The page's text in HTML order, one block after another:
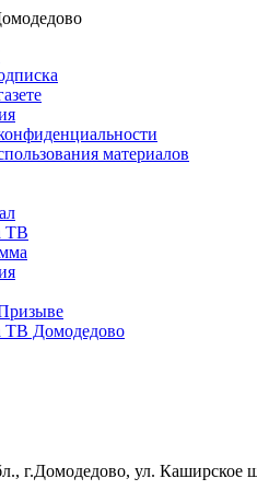
материалов
ТВ
ТВ Домодедово
г.Домодедово, ул. Каширское